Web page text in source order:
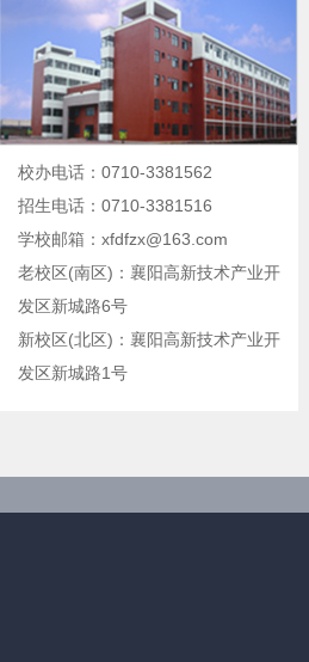
校办电话：0710-3381562
招生电话：0710-3381516
学校邮箱：xfdfzx@163.com
老校区(南区)：襄阳高新技术产业开
发区新城路6号
新校区(北区)：襄阳高新技术产业开
发区新城路1号